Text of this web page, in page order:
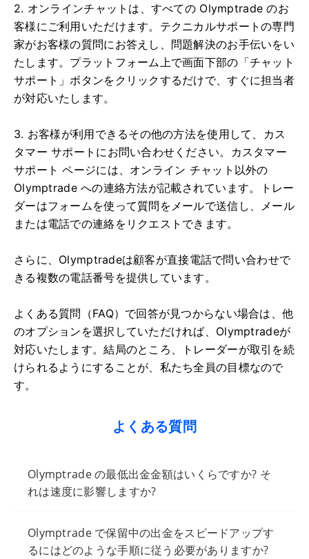
2. オンラインチャットは、すべての Olymptrade のお
客様にご利用いただけます。テクニカルサポートの専門
家がお客様の質問にお答えし、問題解決のお手伝いをい
たします。プラットフォーム上で画面下部の「チャット
サポート」ボタンをクリックするだけで、すぐに担当者
が対応いたします。
3. お客様が利用できるその他の方法を使用して、カス
タマー サポートにお問い合わせください。カスタマー
サポート ページには、オンライン チャット以外の
Olymptrade への連絡方法が記載されています。トレー
ダーはフォームを使って質問をメールで送信し、メール
または電話での連絡をリクエストできます。
さらに、Olymptradeは顧客が直接電話で問い合わせで
きる複数の電話番号を提供しています。
よくある質問（FAQ）で回答が見つからない場合は、他
のオプションを選択していただければ、Olymptradeが
対応いたします。結局のところ、トレーダーが取引を続
けられるようにすることが、私たち全員の目標なので
す。
よくある質問
Olymptrade の最低出金金額はいくらですか? そ
れは速度に影響しますか?
Olymptrade で保留中の出金をスピードアップす
るにはどのような手順に従う必要がありますか?